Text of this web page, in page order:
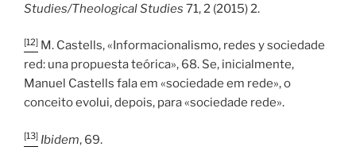
Studies/Theological Studies 71, 2 (2015) 2.
[12] M. Castells, «Informacionalismo, redes y sociedade
red: una propuesta teórica», 68. Se, inicialmente,
Manuel Castells fala em «sociedade em rede», o
conceito evolui, depois, para «sociedade rede».
[13] Ibidem, 69.